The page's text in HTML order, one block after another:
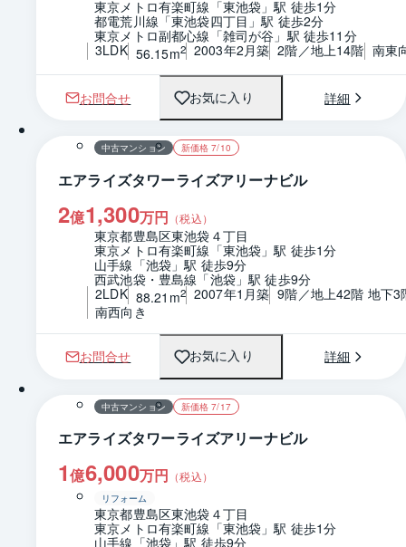
東京メトロ有楽町線「東池袋」駅 徒歩1分
都電荒川線「東池袋四丁目」駅 徒歩2分
東京メトロ副都心線「雑司が谷」駅 徒歩11分
3LDK 56.15m2 2003年2月築 2階／地上14階 南東
お問合せ お気に入り 詳細
1 / 0 間取り
中古マンション 新価格 7/10
エアライズタワーライズアリーナビル
2億1,300万円 （税込）
東京都豊島区東池袋４丁目
東京メトロ有楽町線「東池袋」駅 徒歩1分
山手線「池袋」駅 徒歩9分
西武池袋・豊島線「池袋」駅 徒歩9分
2LDK 88.21m2 2007年1月築 9階／地上42階 地下3
南西向き
お問合せ お気に入り 詳細
1 / 0 間取り
中古マンション 新価格 7/17
エアライズタワーライズアリーナビル
1億6,000万円 （税込）
リフォーム
東京都豊島区東池袋４丁目
東京メトロ有楽町線「東池袋」駅 徒歩1分
山手線「池袋」駅 徒歩9分